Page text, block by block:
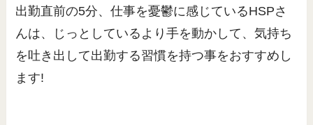
出勤直前の5分、仕事を憂鬱に感じているHSPさ
んは、じっとしているより手を動かして、気持ち
を吐き出して出勤する習慣を持つ事をおすすめし
ます!